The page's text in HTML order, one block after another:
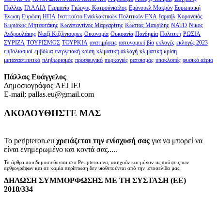
Πάλλας ΓΑΛΛΙΑ Γερμανία Γιώργος Κατρούγκαλος Εμάνουελ Μακρόν Ευρωπαϊκή
Ένωση Ευρώπη ΗΠΑ Ινστιτούτο Εναλλακτικών Πολιτικών ΕΝΑ Ισραήλ Κορονοϊός
Κυριάκος Μητσοτάκης Κωνσταντίνος Μαργαρίτης Κώστας Μαυρίδης ΝΑΤΟ Νίκος
Ανδρουλάκης Νιαζί Κιζίλγιουρεκ Οικονομία Ουκρανία Πανδημία Πολιτική ΡΩΣΙΑ
ΣΥΡΙΖΑ ΤΟΥΡΙΣΜΟΣ ΤΟΥΡΚΙΑ ανατιμήσεις αστυνομική βία εκλογές εκλογές 2023
εμβολιασμοί εμβόλια ενεργειακή κρίση κλιματική αλλαγή κλιματική κρίση
μεταναστευτικό πληθωρισμός προσφυγικό πυρκαγιές ρατσισμός υποκλοπές φυσικό αέριο
Πάλλας Ευάγγελος
Δημοσιογράφος AEJ ΙFJ
E-mail: pallas.eu@gmail.com
ΑΚΟΛΟΥΘΗΣΤΕ ΜΑΣ
Το peripteron.eu χρειάζεται την ενίσχυσή σας για να μπορεί να
είναι ενημερωμένο και κοντά σας.....
Τα άρθρα που δημοσιεύονται στο Peripteron.eu, απηχούν και μόνον τις απόψεις των
αρθρογράφων και σε καμία περίπτωση δεν υιοθετούνται από την ιστοσελίδα μας.
ΔΗΛΩΣΗ ΣΥΜΜΟΡΦΩΣΗΣ ΜΕ ΤΗ ΣΥΣΤΑΣΗ (ΕΕ)
2018/334